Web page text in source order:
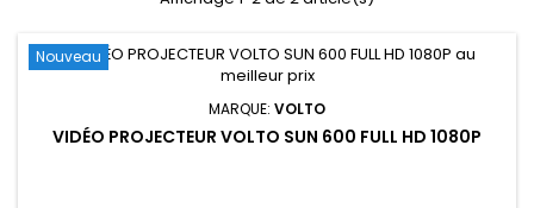
Nouveau
MARQUE: VOLTO
VIDÉO PROJECTEUR VOLTO SUN 600 FULL HD 1080P